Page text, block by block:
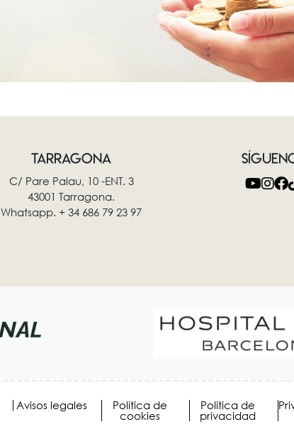
TARRAGONA
C/ Pare Palau, 10 -ENT. 3
43001 Tarragona.
Whatsapp. + 34 686 79 23 97
Avisos legales Política de
cookies
Política de
privacidad